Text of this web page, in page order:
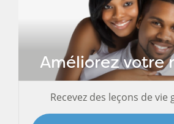
Améliorez votre
Recevez des leçons de vie